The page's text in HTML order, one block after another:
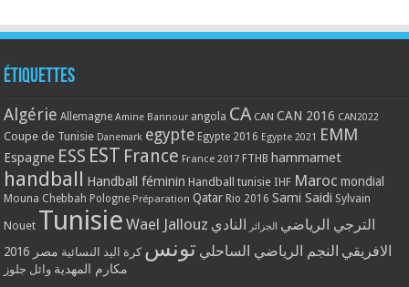
Étiquettes
Algérie Allemagne Amine Bannour angola CA CAN CAN 2016 CAN2022
Coupe de Tunisie Danemark egypte Egypte 2016 Egypte 2021 EMM
Espagne ESS EST France France 2017 FTHB hammamet
handball Handball féminin Handball tunisie IHF Maroc mondial
Mouna Chebbah Pologne Préparation Qatar Rio 2016 Sami Saidi Sylvain
Nouet Tunisie Wael Jallouz الترجي الرياضي الجزائر النادي
الافريقي النجم الرياضي الساحلي تونس كرة اليد النسائية مصر 2016
مكارم المهدية وائل جلوز